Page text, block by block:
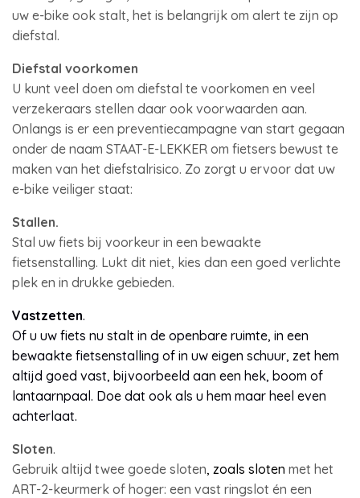
uw e-bike ook stalt, het is belangrijk om alert te zijn op
diefstal.
Diefstal voorkomen
U kunt veel doen om diefstal te voorkomen en veel
verzekeraars stellen daar ook voorwaarden aan.
Onlangs is er een preventiecampagne van start gegaan
onder de naam STAAT-E-LEKKER om fietsers bewust te
maken van het diefstalrisico. Zo zorgt u ervoor dat uw
e-bike veiliger staat:
Stallen.
Stal uw fiets bij voorkeur in een bewaakte
fietsenstalling. Lukt dit niet, kies dan een goed verlichte
plek en in drukke gebieden.
Vastzetten.
Of u uw fiets nu stalt in de openbare ruimte, in een
bewaakte fietsenstalling of in uw eigen schuur, zet hem
altijd goed vast, bijvoorbeeld aan een hek, boom of
lantaarnpaal. Doe dat ook als u hem maar heel even
achterlaat.
Sloten.
Gebruik altijd twee goede sloten, zoals sloten met het
ART-2-keurmerk of hoger: een vast ringslot én een